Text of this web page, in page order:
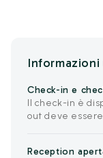
Check-in e
Il check-in è
out deve
Reception